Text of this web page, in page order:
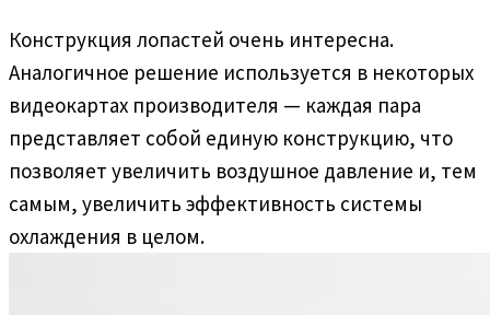
Конструкция лопастей очень интересна.
Аналогичное решение используется в некоторых
видеокартах производителя — каждая пара
представляет собой единую конструкцию, что
позволяет увеличить воздушное давление и, тем
самым, увеличить эффективность системы
охлаждения в целом.